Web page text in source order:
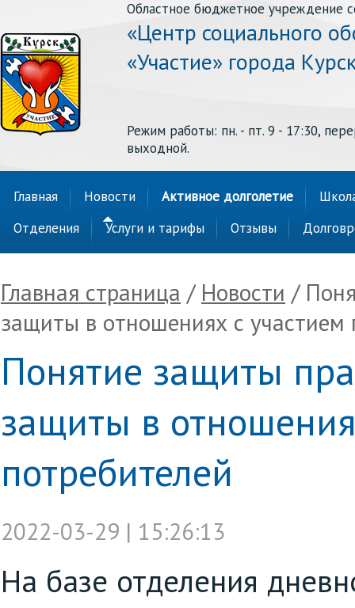
Областное бюджетное учреждение
«Центр социального
«Участие» города
Режим работы: пн. - пт. 9 - 17:30,
выходной.
Главная Новости Активное долголетие
Отделения
Услуги и тарифы Отзывы
Главная страница / Новости /
защиты в отношениях с участием
Понятие защиты
защиты в
потребителей
2022-03-29 | 15:26:13
На базе отделения